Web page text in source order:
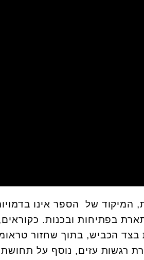
המיקוד של הספר אינו
בפתיחות ובכנות.
בצד הכביש, בתוך שחזור
רגשות עזים, נוסף על